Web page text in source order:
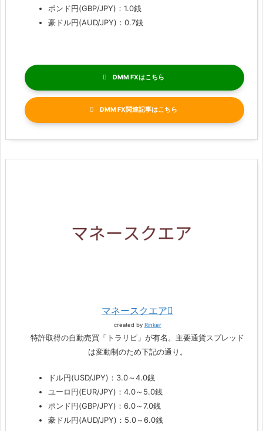
ポンド円(GBP/JPY)：1.0銭
豪ドル円(AUD/JPY)：0.7銭
DMM FX
DMM FX関連記事
マネースクエア
created by Rinker
特許取得の自動売買「トラリピ」が有名。主要通貨スプレッド
は変動制のため下記の通り。
ドル円(USD/JPY)：3.0～4.0銭
ユーロ円(EUR/JPY)：4.0～5.0銭
ポンド円(GBP/JPY)：6.0～7.0銭
豪ドル円(AUD/JPY)：5.0～6.0銭